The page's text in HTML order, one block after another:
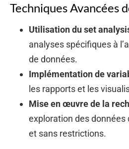
Techniques Avancées
Utilisation du set
analyses spécifiques à
de données.
Implémentation de
les rapports et les
Mise en œuvre de la
exploration des
et sans restrictions.